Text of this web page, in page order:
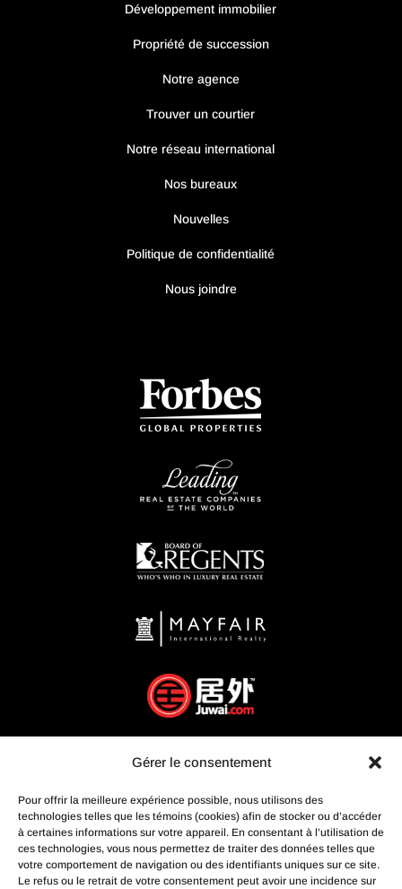
Gérer le consentement
Pour offrir la meilleure expérience possible, nous utilisons des
technologies telles que les témoins (cookies) afin de stocker ou d’accéder
à certaines informations sur votre appareil. En consentant à l’utilisation de
ces technologies, vous nous permettez de traiter des données telles que
votre comportement de navigation ou des identifiants uniques sur ce site.
Le refus ou le retrait de votre consentement peut avoir une incidence sur
Développement immobilier
Propriété de succession
Notre agence
Trouver un courtier
Notre réseau international
Nos bureaux
Nouvelles
Politique de confidentialité
Nous joindre